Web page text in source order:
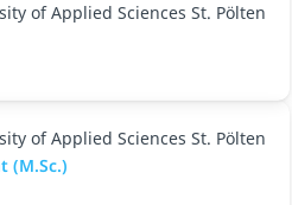
of Applied Sciences St. Pölten
of Applied Sciences St. Pölten
(M.Sc.)